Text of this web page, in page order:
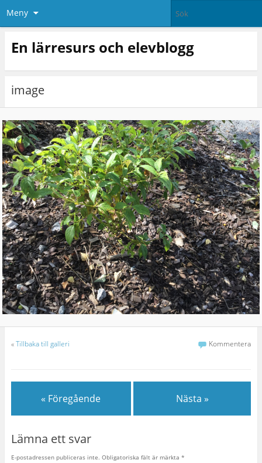
Meny
En lärresurs och elevblogg
image
«Tillbaka till galleri Kommentera
« Föregående Nästa »
Lämna ett svar
E-postadressen publiceras inte. Obligatoriska fält är märkta *